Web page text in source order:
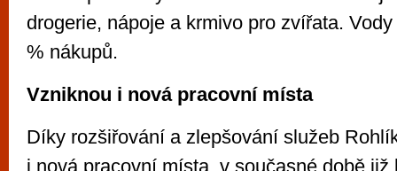
drogerie, nápoje a krmivo pro zvířata.
% nákupů.
Vzniknou i nová pracovní místa
Díky rozšiřování a zlepšování služeb
i nová pracovní místa, v současné době již